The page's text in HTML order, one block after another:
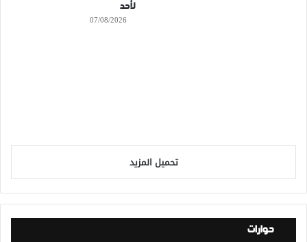
لأحد
07/08/2026
تحميل المزيد
حوارات